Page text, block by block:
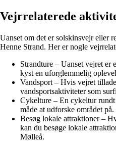
Vejrrelaterede
Uanset om det er solskinsvejr eller
Henne Strand. Her er nogle
Strandture – Uanset vejret er
kyst en uforglemmelig
Vandsport – Hvis vejret
vandsportsaktiviteter som
Cykelture – En cykeltur
måde at udforske området på.
Besøg lokale attraktioner –
kan du besøge lokale
Mølleå.